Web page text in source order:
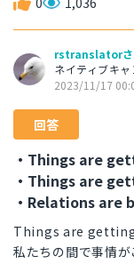
rstranslatorさ
ネイティブキ
2023/11/17
回答
・Things are
・Things are
・Relations are
Things are
私たちの間で事情が